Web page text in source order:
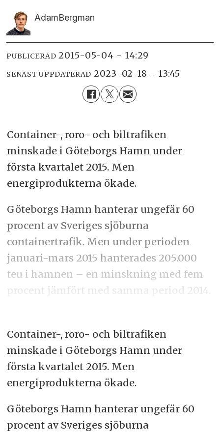
AdamBergman
PUBLICERAD 2015-05-04 - 14:29
SENAST UPPDATERAD 2023-02-18 - 13:45
Container-, roro- och biltrafiken
minskade i Göteborgs Hamn under
första kvartalet 2015. Men
energiprodukterna ökade.
Göteborgs Hamn hanterar ungefär 60
procent av Sveriges sjöburna
containertrafik. Men under perioden
januari-mars 2015 hanterades 205.000
teu i hamnen – en minskning med fem
procent jämfört med samma period 2014.
Container-, roro- och biltrafiken
minskade i Göteborgs Hamn under
första kvartalet 2015. Men
energiprodukterna ökade.
Göteborgs Hamn hanterar ungefär 60
procent av Sveriges sjöburna